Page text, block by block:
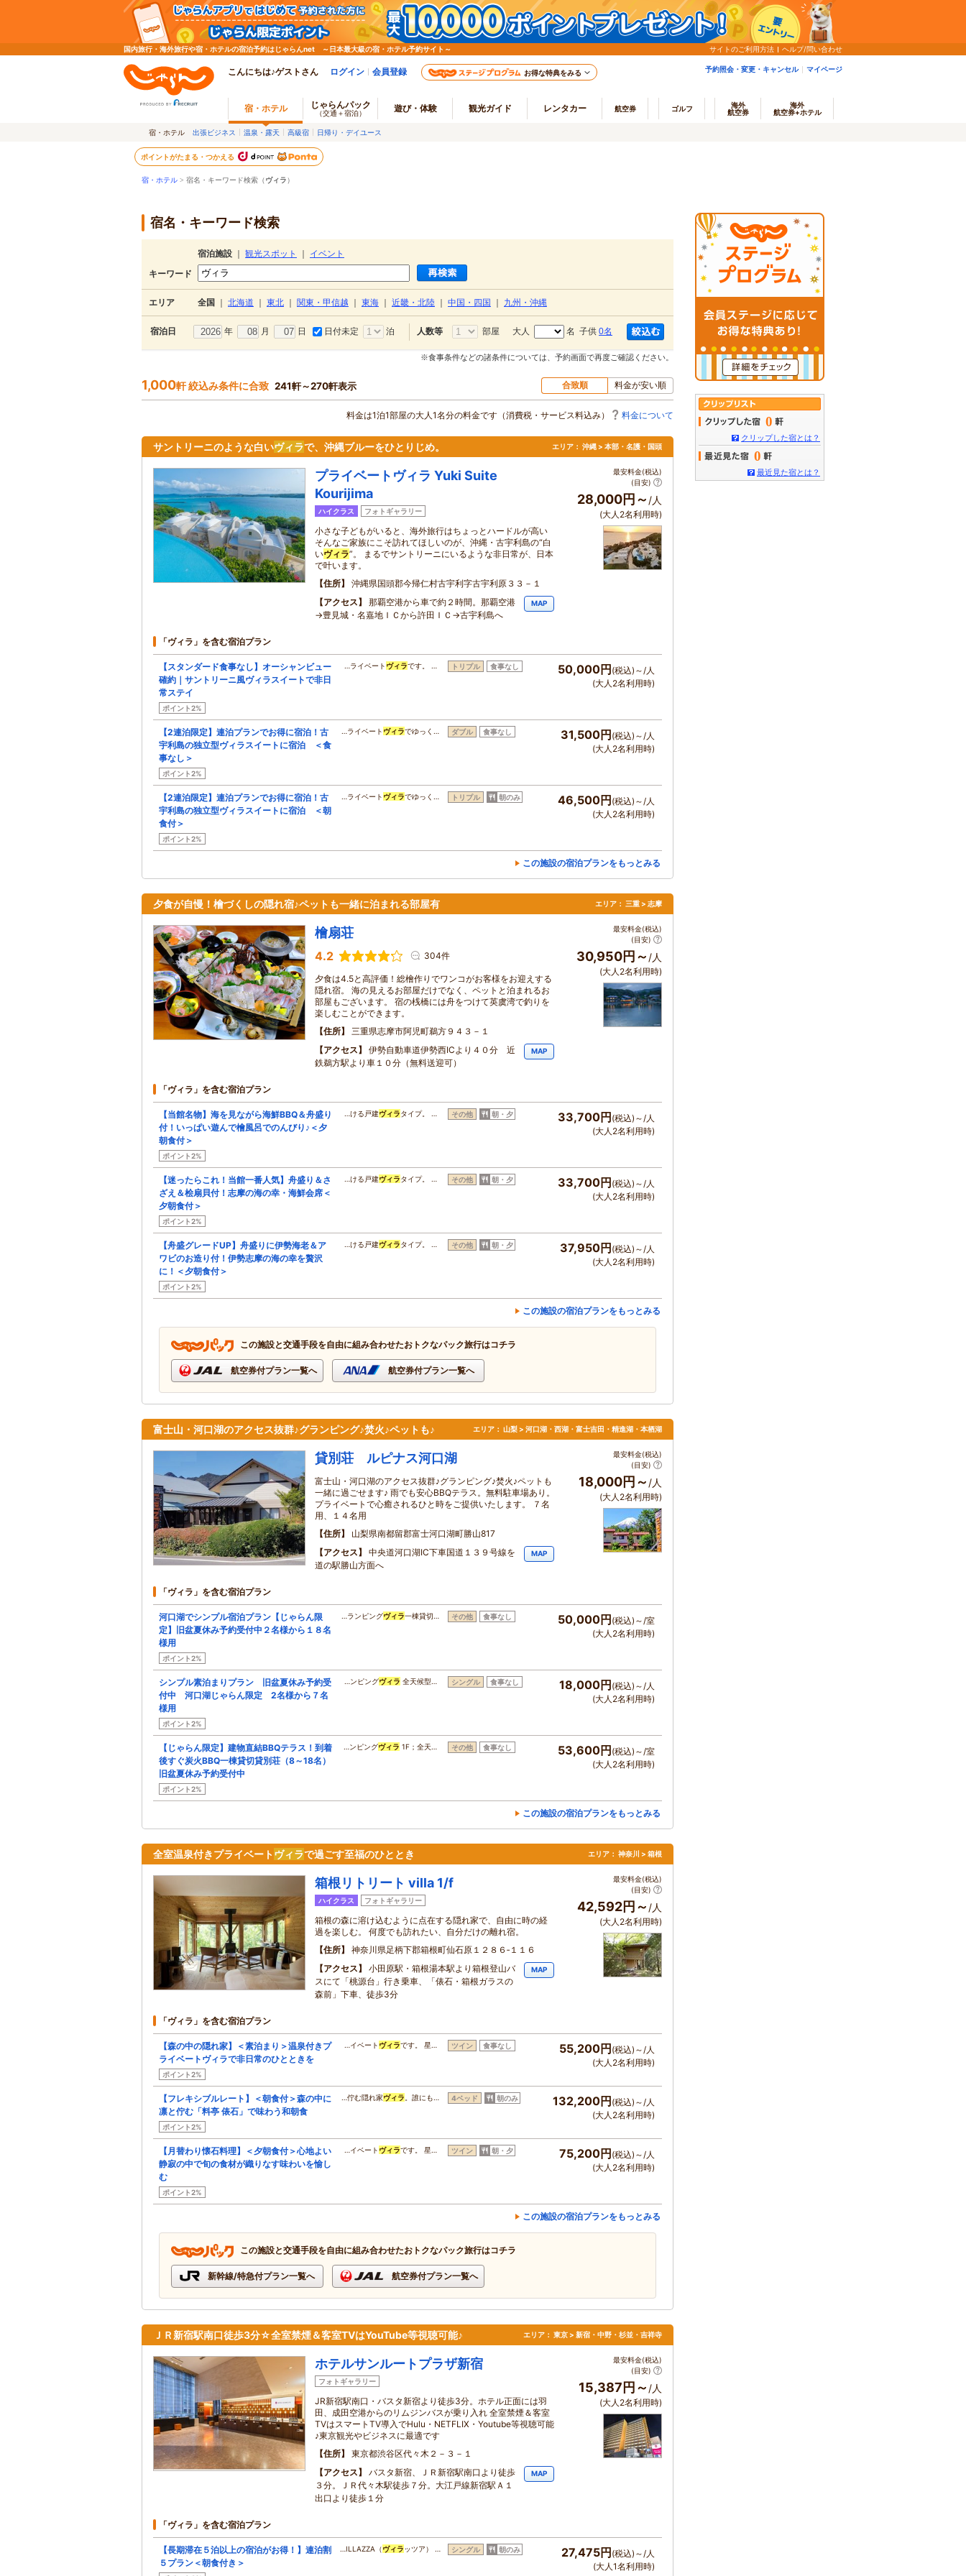
国内旅行・海外旅行や宿・ホテルの宿泊予約はじゃらんnet ～日本最大級の宿・ホテル予約サイト～ サイトのご利用方法 ヘルプ/問い合わせ
こんにちは♪ゲストさん ログイン 会員登録 お得な特典をみる 予約照会・変更・キャンセル マイページ
宿・ホテル じゃらんパック
（交通＋宿泊） 遊び・体験 観光ガイド レンタカー 航空券 ゴルフ
海外
航空券
海外
航空券+ホテル
宿・ホテル 出張ビジネス 温泉・露天 高級宿 日帰り・デイユース
ポイントがたまる・つかえる
宿・ホテル > 宿名・キーワード検索（ヴィラ）
宿名・キーワード検索
宿泊施設 観光スポット
イベント
キーワード
エリア 全国 北海道 東北 関東・甲信越 東海 近畿・北陸 中国・四国 九州・沖縄
宿泊日 年 月 日 日付未定 泊 人数等 部屋 大人 名 子供 0名
※食事条件などの諸条件については、予約画面で再度ご確認ください。
1,000軒 絞込み条件に合致 241軒～270軒表示 合致順 料金が安い順
料金は1泊1部屋の大人1名分の料金です（消費税・サービス料込み） 料金について
サントリーニのような白いヴィラで、沖縄ブルーをひとりじめ。 エリア： 沖縄 > 本部・名護・国頭
プライベートヴィラ Yuki Suite
Kourijima
ハイクラス フォトギャラリー
小さな子どもがいると、海外旅行はちょっとハードルが高い
そんなご家族にこそ訪れてほしいのが、沖縄・古宇利島の“白
いヴィラ”。 まるでサントリーニにいるような非日常が、日本
で叶います。
住所
沖縄県国頭郡今帰仁村古宇利字古宇利原３３－１
アクセス
那覇空港から車で約２時間。那覇空港
→豊見城・名嘉地ＩＣから許田ＩＣ→古宇利島へ
MAP
最安料金(税込)
(目安)
28,000円～ /人
(大人2名利用時)
「ヴィラ」を含む宿泊プラン
【スタンダード食事なし】オーシャンビュー
確約｜サントリーニ風ヴィラスイートで非日
常ステイ
ポイント2%
…ライベート ヴィラです。 … トリプル 食事なし 50,000円 (税込)～/人
(大人2名利用時)
【2連泊限定】連泊プランでお得に宿泊！古
宇利島の独立型ヴィラスイートに宿泊 ＜食
事なし＞
ポイント2%
…ライベート ヴィラでゆっく… ダブル 食事なし 31,500円 (税込)～/人
(大人2名利用時)
【2連泊限定】連泊プランでお得に宿泊！古
宇利島の独立型ヴィラスイートに宿泊 ＜朝
食付＞
ポイント2%
…ライベート ヴィラでゆっく… トリプル 朝のみ 46,500円 (税込)～/人
(大人2名利用時)
この施設の宿泊プランをもっとみる
夕食が自慢！檜づくしの隠れ宿♪ペットも一緒に泊まれる部屋有 エリア： 三重 > 志摩
檜扇荘
4.2 304件
夕食は4.5と高評価！総檜作りでワンコがお客様をお迎えする
隠れ宿。 海の見えるお部屋だけでなく、ペットと泊まれるお
部屋もございます。 宿の桟橋には舟をつけて英虞湾で釣りを
楽しむことができます。
住所
三重県志摩市阿児町鵜方９４３－１
アクセス
伊勢自動車道伊勢西ICより４０分 近
鉄鵜方駅より車１０分（無料送迎可）
MAP
最安料金(税込)
(目安)
30,950円～ /人
(大人2名利用時)
「ヴィラ」を含む宿泊プラン
【当館名物】海を見ながら海鮮BBQ＆舟盛り
付！いっぱい遊んで檜風呂でのんびり♪＜夕
朝食付＞
ポイント2%
…ける戸建ヴィラタイプ。 … その他 朝・夕 33,700円 (税込)～/人
(大人2名利用時)
【迷ったらこれ！当館一番人気】舟盛り＆さ
ざえ＆桧扇貝付！志摩の海の幸・海鮮会席＜
夕朝食付＞
ポイント2%
…ける戸建ヴィラタイプ。 … その他 朝・夕 33,700円 (税込)～/人
(大人2名利用時)
【舟盛グレードUP】舟盛りに伊勢海老＆ア
ワビのお造り付！伊勢志摩の海の幸を贅沢
に！＜夕朝食付＞
ポイント2%
…ける戸建ヴィラタイプ。 … その他 朝・夕 37,950円 (税込)～/人
(大人2名利用時)
この施設の宿泊プランをもっとみる
この施設と交通手段を自由に組み合わせたおトクなパック旅行はコチラ
航空券付プラン一覧へ 航空券付プラン一覧へ
富士山・河口湖のアクセス抜群♪グランピング♪焚火♪ペットも♪ エリア： 山梨 > 河口湖・西湖・富士吉田・精進湖・本栖湖
貸別荘 ルピナス河口湖
富士山・河口湖のアクセス抜群♪グランピング♪焚火♪ペットも
一緒に過ごせます♪ 雨でも安心BBQテラス。無料駐車場あり。
プライベートで心癒されるひと時をご提供いたします。 ７名
用、１４名用
住所
山梨県南都留郡富士河口湖町勝山817
アクセス
中央道河口湖IC下車国道１３９号線を
道の駅勝山方面へ
MAP
最安料金(税込)
(目安)
18,000円～ /人
(大人2名利用時)
「ヴィラ」を含む宿泊プラン
河口湖でシンプル宿泊プラン【じゃらん限
定】旧盆夏休み予約受付中２名様から１８名
様用
ポイント2%
…ランピングヴィラ一棟貸切… その他 食事なし 50,000円 (税込)～/室
(大人2名利用時)
シンプル素泊まりプラン 旧盆夏休み予約受
付中 河口湖じゃらん限定 2名様から７名
様用
ポイント2%
…ンピングヴィラ 全天候型… シングル 食事なし 18,000円 (税込)～/人
(大人2名利用時)
【じゃらん限定】建物直結BBQテラス！到着
後すぐ炭火BBQ一棟貸切貸別荘（8～18名）
旧盆夏休み予約受付中
ポイント2%
…ンピングヴィラ 1F；全天… その他 食事なし 53,600円 (税込)～/室
(大人2名利用時)
この施設の宿泊プランをもっとみる
全室温泉付きプライベートヴィラで過ごす至福のひととき エリア： 神奈川 > 箱根
箱根リトリート villa 1/f
ハイクラス フォトギャラリー
箱根の森に溶け込むように点在する隠れ家で、自由に時の経
過を楽しむ。 何度でも訪れたい、自分だけの離れ宿。
住所
神奈川県足柄下郡箱根町仙石原１２８６‐１１６
アクセス
小田原駅・箱根湯本駅より箱根登山バ
スにて「桃源台」行き乗車、「俵石・箱根ガラスの
森前」下車、徒歩3分
MAP
最安料金(税込)
(目安)
42,592円～ /人
(大人2名利用時)
「ヴィラ」を含む宿泊プラン
【森の中の隠れ家】＜素泊まり＞温泉付きプ
ライベートヴィラで非日常のひとときを
ポイント2%
…イベート ヴィラです。 星… ツイン 食事なし 55,200円 (税込)～/人
(大人2名利用時)
【フレキシブルレート】＜朝食付＞森の中に
凛と佇む「料亭 俵石」で味わう和朝食
ポイント2%
…佇む隠れ家ヴィラ 。誰にも… 4ベッド 朝のみ 132,200円 (税込)～/人
(大人2名利用時)
【月替わり懐石料理】＜夕朝食付＞心地よい
静寂の中で旬の食材が織りなす味わいを愉し
む
ポイント2%
…イベート ヴィラです。 星… ツイン 朝・夕 75,200円 (税込)～/人
(大人2名利用時)
この施設の宿泊プランをもっとみる
この施設と交通手段を自由に組み合わせたおトクなパック旅行はコチラ
新幹線/特急付プラン一覧へ 航空券付プラン一覧へ
ＪＲ新宿駅南口徒歩3分☆全室禁煙＆客室TVはYouTube等視聴可能♪ エリア： 東京 > 新宿・中野・杉並・吉祥寺
ホテルサンルートプラザ新宿
フォトギャラリー
JR新宿駅南口・バスタ新宿より徒歩3分。ホテル正面には羽
田、成田空港からのリムジンバスが乗り入れ 全室禁煙＆客室
TVはスマートTV導入でHulu・NETFLIX・Youtube等視聴可能
♪東京観光やビジネスに最適です
住所
東京都渋谷区代々木２－３－１
アクセス
バスタ新宿、ＪＲ新宿駅南口より徒歩
３分。ＪＲ代々木駅徒歩７分。大江戸線新宿駅Ａ１
出口より徒歩１分
MAP
最安料金(税込)
(目安)
15,387円～ /人
(大人2名利用時)
「ヴィラ」を含む宿泊プラン
【長期滞在５泊以上の宿泊がお得！】連泊割
５プラン＜朝食付き＞
…ILLAZZA（ヴィラッツア） … シングル 朝のみ 27,475円(税込)～/人
(大人1名利用時)
0
クリップした宿とは？
0
最近見た宿とは？